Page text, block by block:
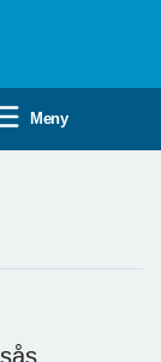
Meny